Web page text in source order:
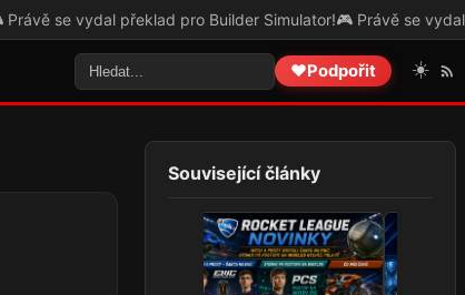
překlad pro Builder Simulator!🎮 Právě se vydal překlad pro
❤️Podpořit ☀️
Související články